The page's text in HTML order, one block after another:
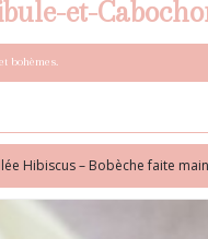
et-
bohèmes.
Hibiscus – Bobèche faite